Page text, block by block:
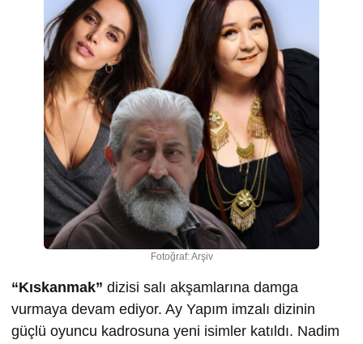
Fotoğraf: Arşiv
“Kıskanmak” dizisi salı akşamlarına damga
vurmaya devam ediyor. Ay Yapım imzalı dizinin
güçlü oyuncu kadrosuna yeni isimler katıldı. Nadim